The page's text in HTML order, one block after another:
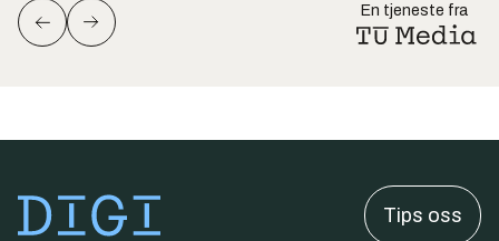
En tjeneste fra
Tips oss